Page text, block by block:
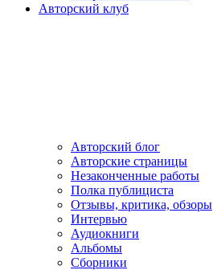
Авторский клуб
Авторский блог
Авторские страницы
Незаконченные работы
Полка публициста
Отзывы, критика, обзоры
Интервью
Аудиокниги
Альбомы
Сборники